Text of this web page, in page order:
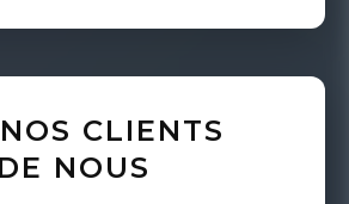
CLIENTS
NOUS